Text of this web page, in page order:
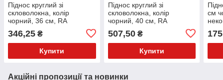
Піднос круглий зі
скловолокна, колір
чорний, 36 см, RA
346,25 ₴
Купити
Піднос круглий зі
скловолокна, колір
чорний, 40 см, RA
507,50₴
Купити
см
Акційні пропозиції та новинки